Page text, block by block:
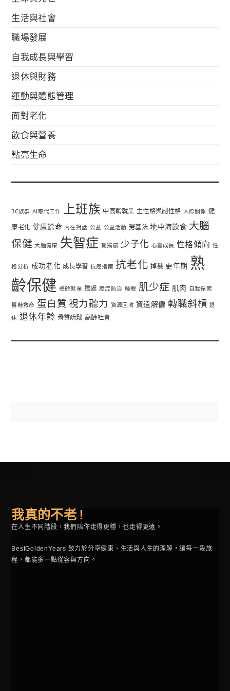
生活與社會
職場發展
自我成長與學習
退休與財務
運動與體態管理
面對老化
飲食與營養
點亮生命
3C族群 AI取代工作 上班族 中高齡就業 主性格與副性格 人際關係 健
康老化 健康餘命 內在對話 公益 公益活動 勞基法 地中海飲食 大腦
保健 大腦健康 失智症 孤獨感 少子化 心靈成長 性格傾向 性
格分析 成功老化 成長學習 抗癌指南 抗老化 掉髮 更年期 熟
齡保健 熟齡就業 獨處 癌症防治 睡眠 肌少症 肌肉 自我探索
舊鞋救命 蛋白質 視力聽力 資源回收 資遣解僱 轉職斜槓 退
休 退休年齡 骨質疏鬆 高齡社會
我真的不老 !
在人生不同階段，我們陪你走得更穩，也走得更遠。
BestGoldenYears 致力於分享健康、生活與人生的理解，讓每一段旅
程，都能多一點從容與方向。